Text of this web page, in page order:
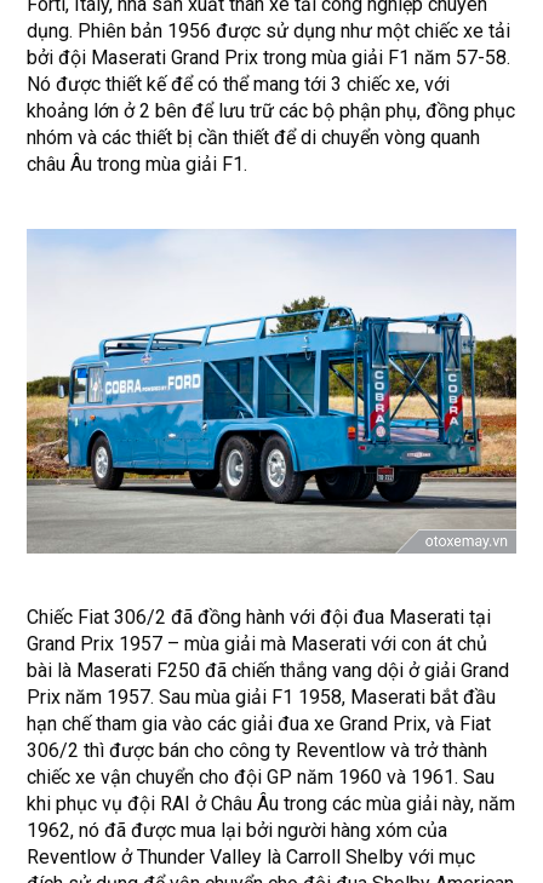
dụng. Phiên bản 1956 được sử dụng như một chiếc xe tải
bởi đội Maserati Grand Prix trong mùa giải F1 năm 57-58.
Nó được thiết kế để có thể mang tới 3 chiếc xe, với
khoảng lớn ở 2 bên để lưu trữ các bộ phận phụ, đồng phục
nhóm và các thiết bị cần thiết để di chuyển vòng quanh
châu Âu trong mùa giải F1.
Chiếc Fiat 306/2 đã đồng hành với đội đua Maserati tại
Grand Prix 1957 – mùa giải mà Maserati với con át chủ
bài là Maserati F250 đã chiến thắng vang dội ở giải Grand
Prix năm 1957. Sau mùa giải F1 1958, Maserati bắt đầu
hạn chế tham gia vào các giải đua xe Grand Prix, và Fiat
306/2 thì được bán cho công ty Reventlow và trở thành
chiếc xe vận chuyển cho đội GP năm 1960 và 1961. Sau
khi phục vụ đội RAI ở Châu Âu trong các mùa giải này, năm
1962, nó đã được mua lại bởi người hàng xóm của
Reventlow ở Thunder Valley là Carroll Shelby với mục